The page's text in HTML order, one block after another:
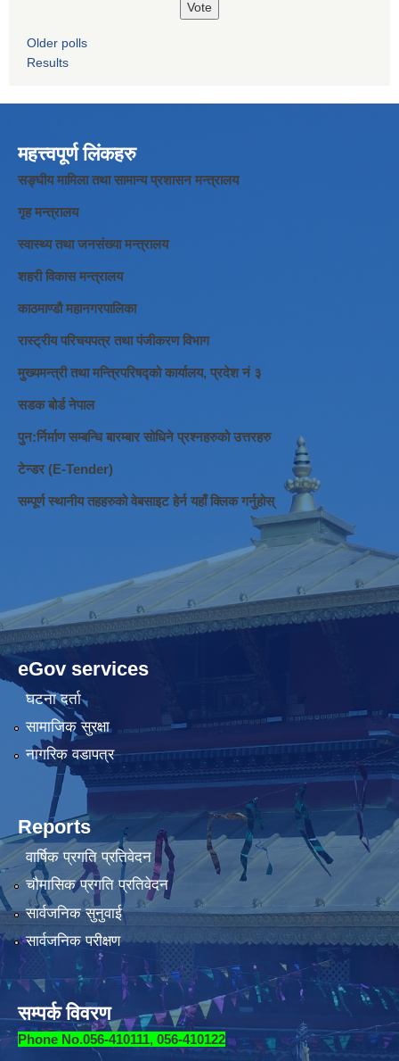
Older polls
Results
महत्त्वपूर्ण लिंकहरु
सङ्घीय मामिला तथा सामान्य प्रशासन मन्त्रालय
गृह मन्त्रालय
स्वास्थ्य तथा जनसंख्या मन्त्रालय
शहरी विकास मन्त्रालय
काठमाण्डौ महानगरपालिका
रास्ट्रीय परिचयपत्र तथा पंजीकरण विभाग
मुख्यमन्त्री तथा मन्त्रिपरिषद्को कार्यालय, प्रदेश नं ३
सडक बोर्ड नेपाल
पुन:र्निर्माण सम्बन्धि बारम्बार सोधिने प्रश्नहरुको उत्तरहरु
टेन्डर (E-Tender)
सम्पूर्ण स्थानीय तहहरुको वेबसाइट हेर्न यहाँ क्लिक गर्नुहोस्
eGov services
घटना दर्ता
सामाजिक सुरक्षा
नागरिक वडापत्र
Reports
वार्षिक प्रगति प्रतिवेदन
चौमासिक प्रगति प्रतिवेदन
सार्वजनिक सुनुवाई
सार्वजनिक परीक्षण
सम्पर्क विवरण
Phone No.056-410111, 056-410122